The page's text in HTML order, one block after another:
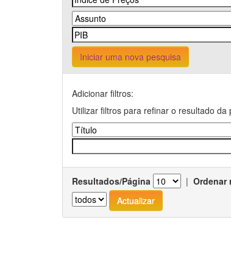
Iniciar uma nova pesquisa
Adicionar filtros:
Utilizar filtros para refinar o resultado da
Resultados/Página | Ordenar